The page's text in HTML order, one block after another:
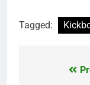
Tagged: